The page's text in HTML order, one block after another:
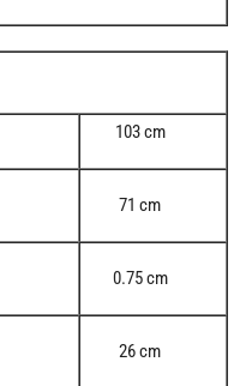
103 cm
71 cm
0.75 cm
26 cm